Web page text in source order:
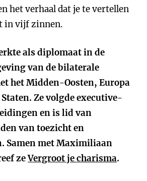
het verhaal dat je te vertellen
in vijf zinnen.
als diplomaat in de
van de bilaterale
het Midden-Oosten, Europa
Ze volgde executive-
en is lid van
van toezicht en
Samen met Maximiliaan
zeVergroot je charisma.